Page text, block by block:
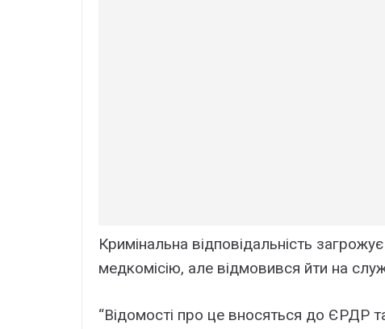
Кримінальна відповідальність
медкомісію, але відмовився йти на
“Відомості про це вносяться до ЄРДР